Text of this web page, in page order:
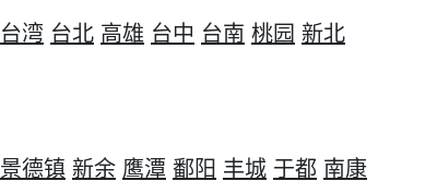
台湾 台北 高雄 台中 台南 桃园 新北
景德镇 新余 鹰潭 鄱阳 丰城 于都 南康